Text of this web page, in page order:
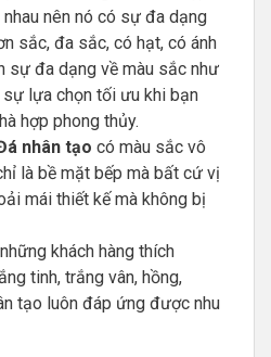
nên nó có sự đa dạng
sắc, đa sắc, có hạt, có ánh
sự đa dạng về màu sắc như
lựa chọn tối ưu khi bạn
hợp phong thủy.
nhân tạo có màu sắc vô
là bề mặt bếp mà bất cứ vị
mái thiết kế mà không bị
khách hàng thích
tinh, trắng vân, hồng,
tạo luôn đáp ứng được nhu